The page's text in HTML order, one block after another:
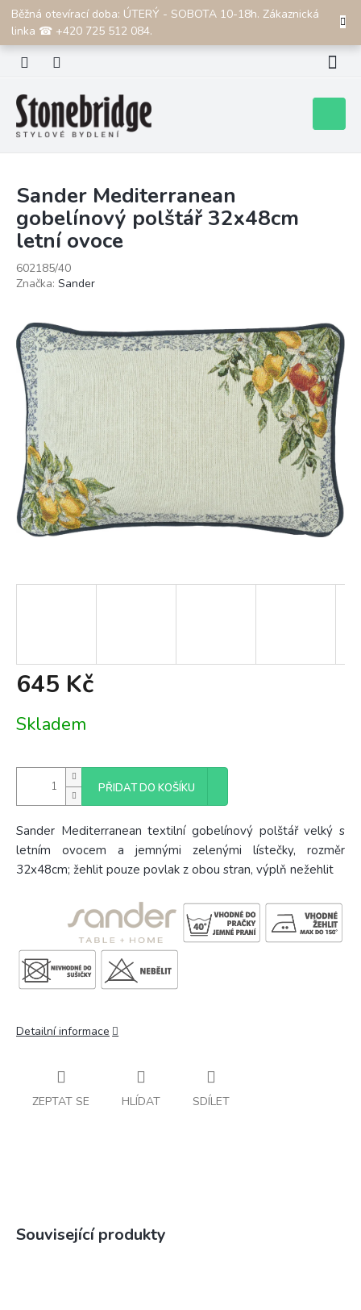
Přejít
obsah
Běžná otevírací doba: ÚTERÝ - SOBOTA 10-18h. Zákaznická
linka ☎ +420 725 512 084.
CZK
košík
Sander Mediterranean
gobelínový polštář 32x48cm
letní ovoce
602185/40
Značka: Sander
645 Kč
cena:
Skladem
PŘIDAT DO KOŠÍKU
Sander Mediterranean textilní gobelínový polštář velký s
letním ovocem a jemnými zelenými lístečky, rozměr
32x48cm; žehlit pouze povlak z obou stran, výplň nežehlit
Detailní informace
ZEPTAT SE HLÍDAT SDÍLET
Související produkty